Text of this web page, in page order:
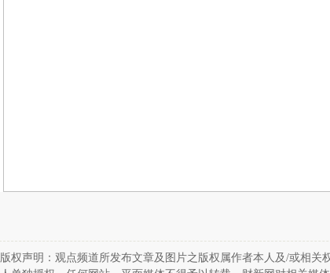
版权声明：观点频道所发布文章及图片之版权属作者本人及/或相关